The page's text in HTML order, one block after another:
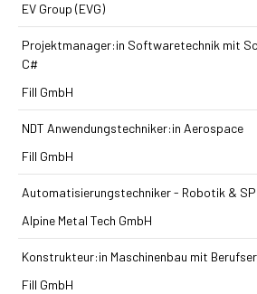
EV Group (EVG)
Projektmanager:in Softwaretechnik mit
C#
Fill GmbH
NDT Anwendungstechniker:in Aerospace
Fill GmbH
Automatisierungstechniker - Robotik &
Alpine Metal Tech GmbH
Konstrukteur:in Maschinenbau mit
Fill GmbH